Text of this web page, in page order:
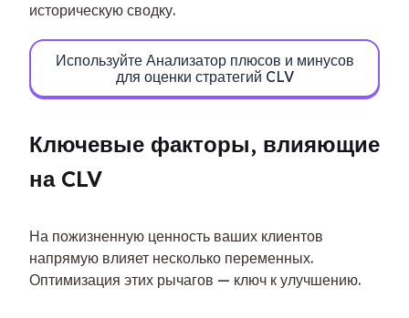
историческую сводку.
Используйте Анализатор плюсов и минусов
для оценки стратегий CLV
Ключевые факторы, влияющие
на CLV
На пожизненную ценность ваших клиентов
напрямую влияет несколько переменных.
Оптимизация этих рычагов — ключ к улучшению.